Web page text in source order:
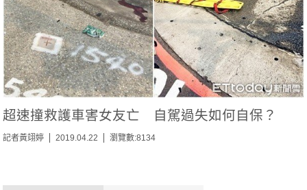
超速撞救護車害女友亡 自駕過失如何自保？
記者黃翊婷 2019.04.22 瀏覽數:8134